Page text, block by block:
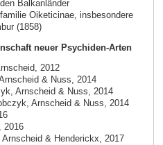
Balkanländer
Oiketicinae, insbesondere
(1858)
neuer Psychiden-Arten
2012
& Nuss, 2014
Arnscheid & Nuss, 2014
Arnscheid & Nuss, 2014
2016
Arnscheid & Henderickx, 2017